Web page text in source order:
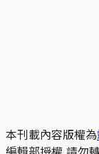
本刊載內容版權為